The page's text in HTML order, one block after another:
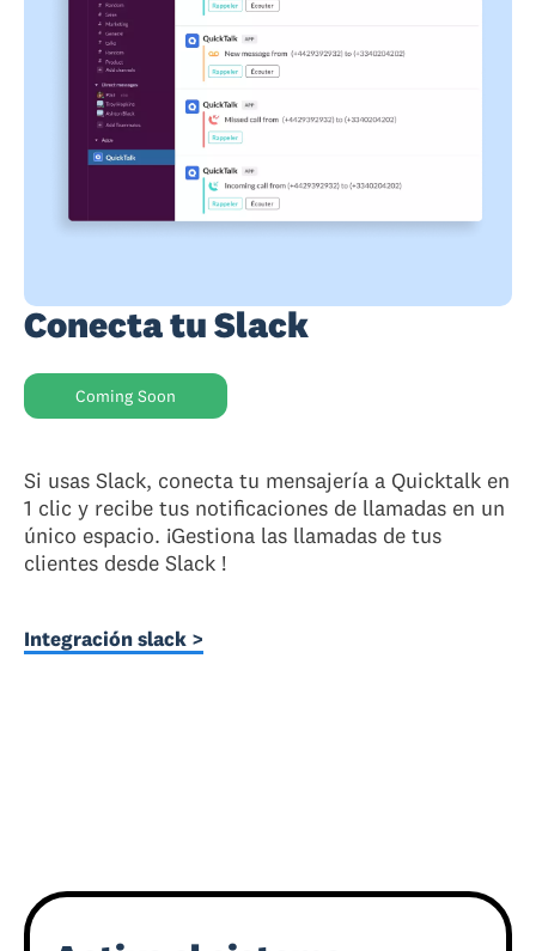
Conecta tu Slack
Coming Soon
Si usas Slack, conecta tu mensajería a Quicktalk en
1 clic y recibe tus notificaciones de llamadas en un
único espacio. ¡Gestiona las llamadas de tus
clientes desde Slack !
Integración slack >